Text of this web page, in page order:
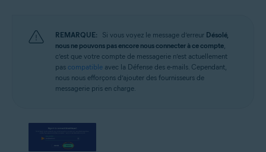
REMARQUE: Si vous voyez le message d’erreur Désolé,
nous ne pouvons pas encore nous connecter à ce compte
c’est que votre compte de messagerie n’est actuellement
pas compatible avec la Défense des e-mails. Cependant,
nous nous efforçons d’ajouter des fournisseurs de
messagerie pris en charge.